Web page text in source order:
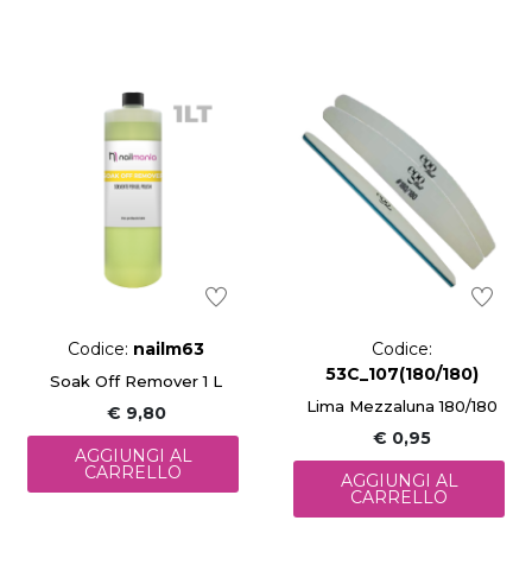
Codice: nailm63
Soak Off Remover 1 L
€ 9,80
AGGIUNGI AL
CARRELLO
Codice:
53C_107(180/180)
Lima Mezzaluna 180/180
€ 0,95
AGGIUNGI AL
CARRELLO